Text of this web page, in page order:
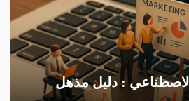
: دليل مذهل